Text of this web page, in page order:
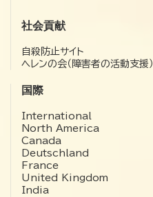
社会貢献
自殺防止サイト
ヘレンの会（障害者の活動支援）
国際
International
North America
Canada
Deutschland
France
United Kingdom
India